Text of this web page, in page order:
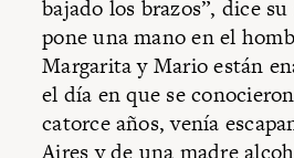
bajado los brazos”, dice
pone una mano en el
Margarita y Mario están
el día en que se
catorce años, venía
Aires y de una madre